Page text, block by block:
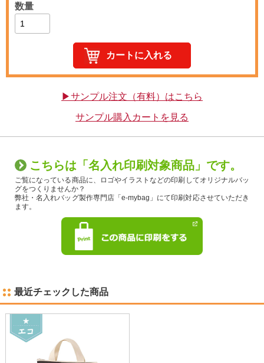
数量
▶サンプル注文（有料）はこちら
サンプル購入カートを見る
こちらは「名入れ印刷対象商品」です。
ご覧になっている商品に、ロゴやイラストなどの印刷してオリジナルバッ
グをつくりませんか？
弊社・名入れバッグ製作専門店「e-mybag」にて印刷対応させていただき
ます。
最近チェックした商品